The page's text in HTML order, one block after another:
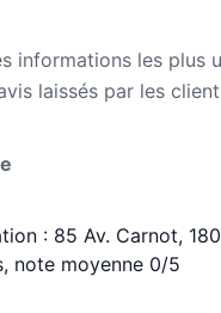
informations les
laissés par les
: 85 Av. Carnot,
note moyenne 0/5